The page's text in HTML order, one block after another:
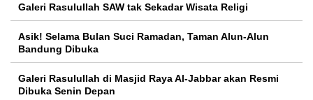
Galeri Rasulullah SAW tak Sekadar Wisata Religi
Asik! Selama Bulan Suci Ramadan, Taman Alun-Alun
Bandung Dibuka
Galeri Rasulullah di Masjid Raya Al-Jabbar akan Resmi
Dibuka Senin Depan